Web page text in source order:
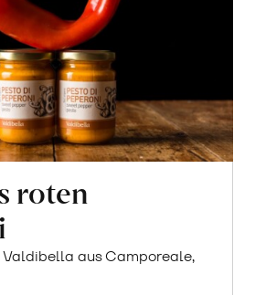
roten
aus Camporeale,